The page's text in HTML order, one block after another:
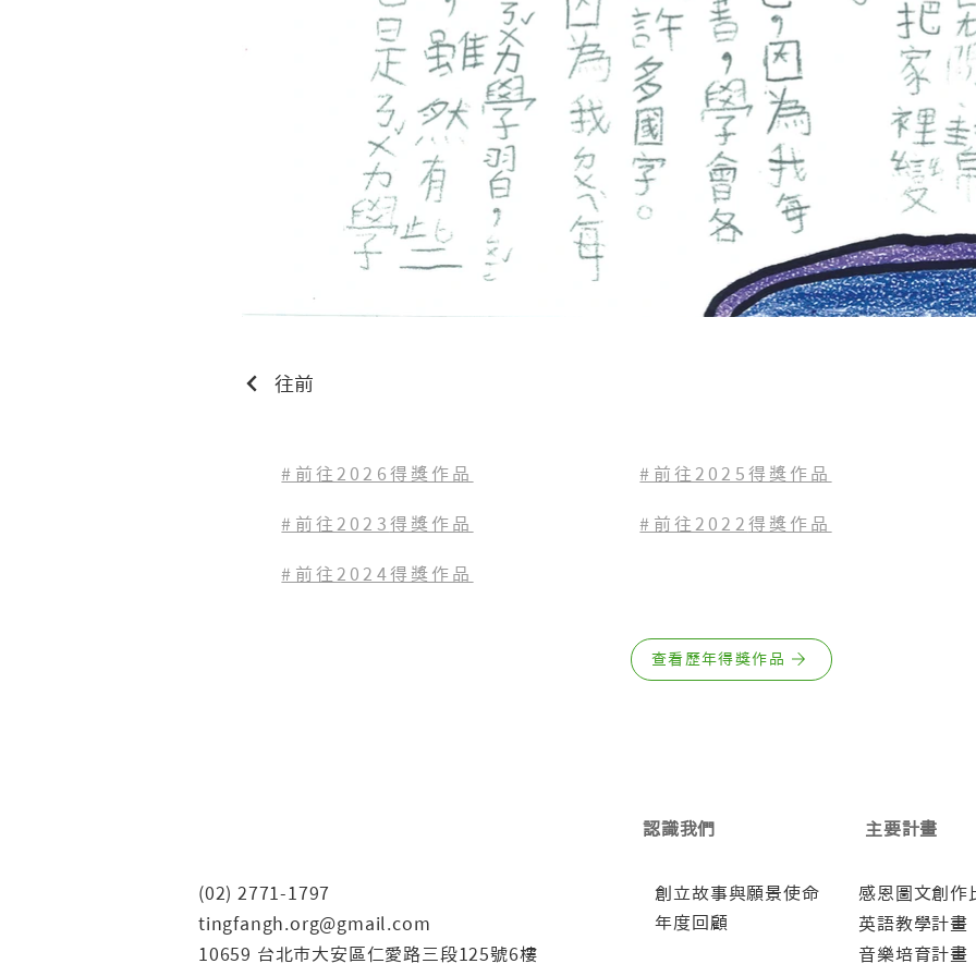
往前
#前往2026得獎作品
#前往2023 得獎作品
#前往2025得獎作品
#前往2022 得獎作品
#前往2024得獎作品
查看歷年得獎作品
認識我們 主要計畫
(02) 2771-1797
tingfangh.org@gmail.com
10659 台北市大安區仁愛路三段125號6樓
創立故事與願景使命
年度回顧
感恩圖文創作
英語教學計畫
音樂培育計畫